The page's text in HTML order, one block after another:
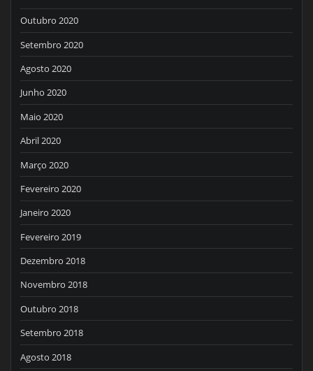
Outubro 2020
Setembro 2020
Agosto 2020
Junho 2020
Maio 2020
Abril 2020
Março 2020
Fevereiro 2020
Janeiro 2020
Fevereiro 2019
Dezembro 2018
Novembro 2018
Outubro 2018
Setembro 2018
Agosto 2018